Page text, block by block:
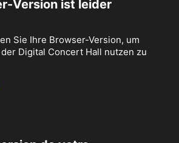
Version ist leider
Sie Ihre Browser-Version, um
Digital Concert Hall nutzen zu